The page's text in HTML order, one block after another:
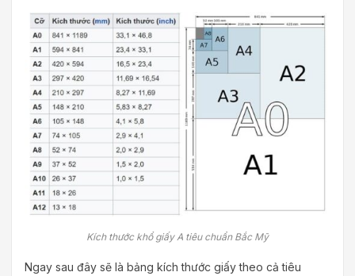
Kích thước khổ giấy A tiêu chuẩn Bắc Mỹ
Ngay sau đây sẽ là bảng kích thước giấy theo cả tiêu